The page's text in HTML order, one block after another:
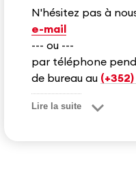
N'hésitez pas à
e-mail
--- ou ---
par téléphone
de bureau au
Lire la suite